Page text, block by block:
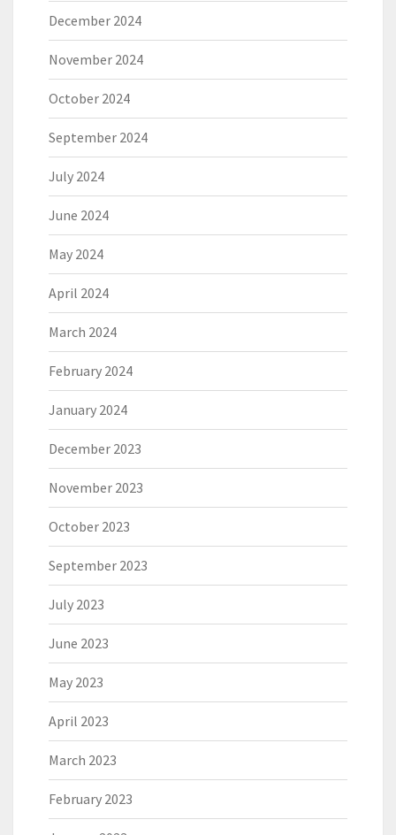
December 2024
November 2024
October 2024
September 2024
July 2024
June 2024
May 2024
April 2024
March 2024
February 2024
January 2024
December 2023
November 2023
October 2023
September 2023
July 2023
June 2023
May 2023
April 2023
March 2023
February 2023